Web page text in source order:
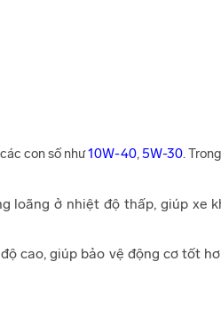
con số như10W-40,5W-30.
loãng ở nhiệt độ thấp, giúp xe
cao, giúp bảo vệ động cơ tốt